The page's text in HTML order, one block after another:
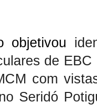
objetivou
de
com
Seridó